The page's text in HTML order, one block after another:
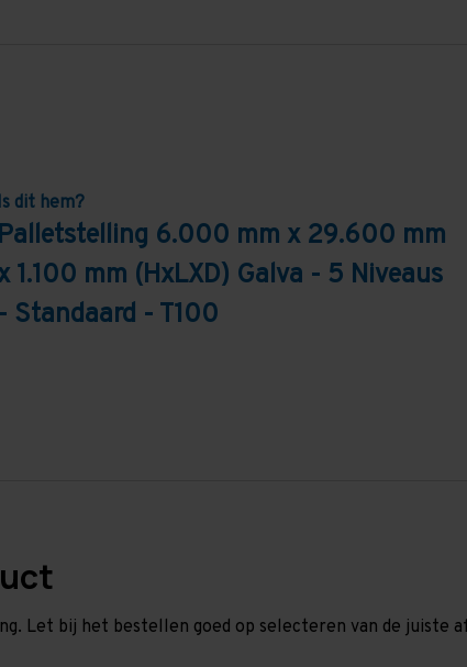
Is dit hem?
Palletstelling 6.000 mm x 29.600 mm
1.100 mm (HxLXD) Galva - 5 Niveaus
- Standaard - T100
Let bij het bestellen goed op selecteren van de juiste